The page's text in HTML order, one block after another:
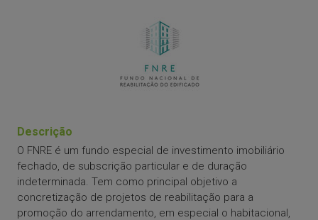
Descrição
O FNRE é um fundo especial de investimento imobiliário
fechado, de subscrição particular e de duração
indeterminada. Tem como principal objetivo a
concretização de projetos de reabilitação para a
promoção do arrendamento, em especial o habitacional,